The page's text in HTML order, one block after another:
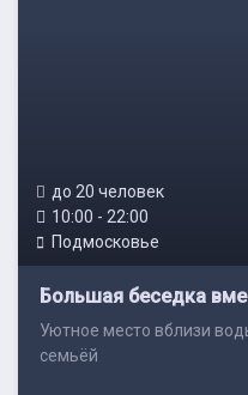
до 20 человек
10:00 - 22:00
Подмосковье
Большая беседка
Уютное место вблизи
семьёй